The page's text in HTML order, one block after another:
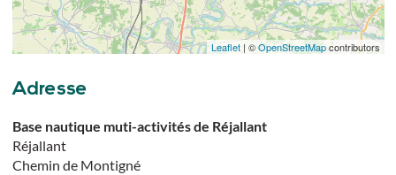
Leaflet| ©OpenStreetMapcontributors
Adresse
Base nautique muti-activités de Réjallant
Réjallant
Chemin de Montigné